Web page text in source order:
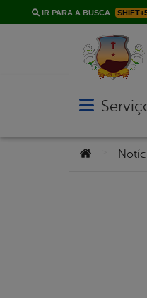
IR PARA A BUSCA
Abrir menu
Você está